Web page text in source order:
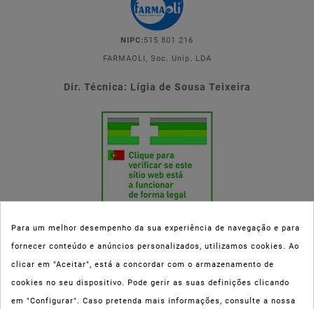
NIPC: 515 801 216
FARMAOLI, Soc. Unip. LDA
Dir. Técnica: Lígia de Sousa Teixeira
Esta parafarmácia (Farmaoli) encontra-se autorizada pelo INFARMED
(registo nº 00078/2020) para a dispensa de Medicamentos Não
Sujeitos a Receita Médica (MNSRM) e produtos de saúde e bem-estar
Para um melhor desempenho da sua experiência de navegação e para
fornecer conteúdo e anúncios personalizados, utilizamos cookies. Ao
clicar em "Aceitar", está a concordar com o armazenamento de
cookies no seu dispositivo. Pode gerir as suas definições clicando
em "Configurar". Caso pretenda mais informações, consulte a nossa